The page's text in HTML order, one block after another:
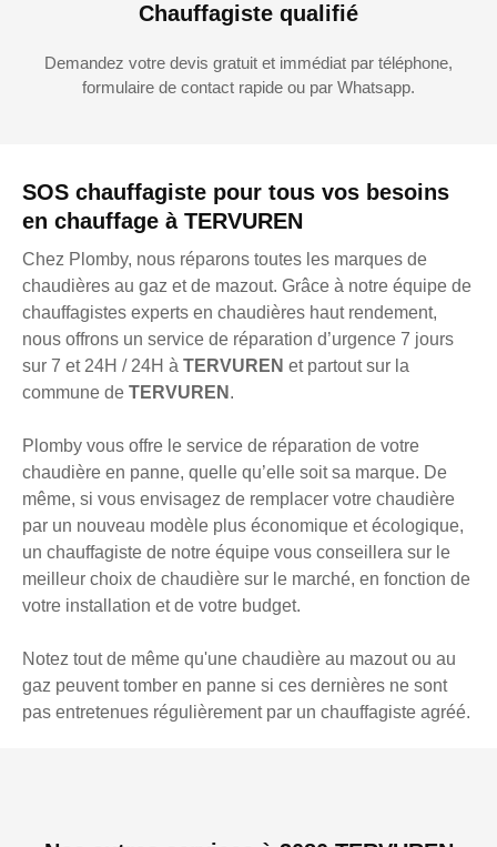
SOS chauffagiste pour tous vos besoins
en chauffage à TERVUREN
Chez Plomby, nous réparons toutes les marques de
chaudières au gaz et de mazout. Grâce à notre équipe de
chauffagistes experts en chaudières haut rendement,
nous offrons un service de réparation d’urgence 7 jours
sur 7 et 24H / 24H à TERVUREN et partout sur la
commune de TERVUREN .
Plomby vous offre le service de réparation de votre
chaudière en panne, quelle qu’elle soit sa marque. De
même, si vous envisagez de remplacer votre chaudière
par un nouveau modèle plus économique et écologique,
un chauffagiste de notre équipe vous conseillera sur le
meilleur choix de chaudière sur le marché, en fonction de
votre installation et de votre budget.
Notez tout de même qu'une chaudière au mazout ou au
gaz peuvent tomber en panne si ces dernières ne sont
pas entretenues régulièrement par un chauffagiste agréé.
Chauffagiste qualifié
Demandez votre devis gratuit et immédiat par téléphone,
formulaire de contact rapide ou par Whatsapp.